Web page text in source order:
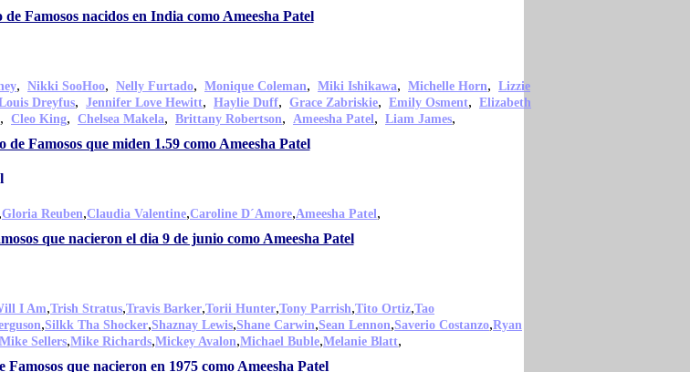
Famosos nacidos en India como Ameesha Patel
, Nikki SooHoo, Nelly Furtado, Monique Coleman, Miki Ishikawa, Michelle Horn, Lizzie
Dreyfus, Jennifer Love Hewitt, Haylie Duff, Grace Zabriskie, Emily Osment, Elizabeth
, Cleo King, Chelsea Makela, Brittany Robertson, Ameesha Patel, Liam James,
de Famosos que miden 1.59 como Ameesha Patel
,Gloria Reuben,Claudia Valentine,Caroline D´Amore,Ameesha Patel,
que nacieron el dia 9 de junio como Ameesha Patel
I Am,Trish Stratus,Travis Barker,Torii Hunter,Tony Parrish,Tito Ortiz,Tao
,Silkk Tha Shocker,Shaznay Lewis,Shane Carwin,Sean Lennon,Saverio Costanzo,Ryan
Mike Sellers,Mike Richards,Mickey Avalon,Michael Buble,Melanie Blatt,
Famosos que nacieron en 1975 como Ameesha Patel